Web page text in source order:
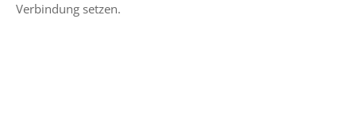
Verbindung setzen.